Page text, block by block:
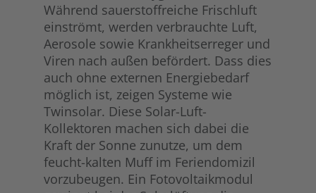
Während sauerstoffreiche Frischluft
einströmt, werden verbrauchte Luft,
Aerosole sowie Krankheitserreger und
Viren nach außen befördert. Dass dies
auch ohne externen Energiebedarf
möglich ist, zeigen Systeme wie
Twinsolar. Diese Solar-Luft-
Kollektoren machen sich dabei die
Kraft der Sonne zunutze, um dem
feucht-kalten Muff im Feriendomizil
vorzubeugen. Ein Fotovoltaikmodul